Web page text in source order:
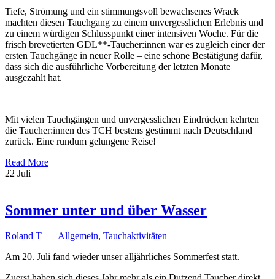
Tiefe, Strömung und ein stimmungsvoll bewachsenes Wrack
machten diesen Tauchgang zu einem unvergesslichen Erlebnis und
zu einem würdigen Schlusspunkt einer intensiven Woche. Für die
frisch brevetierten GDL**-Taucher:innen war es zugleich einer der
ersten Tauchgänge in neuer Rolle – eine schöne Bestätigung dafür,
dass sich die ausführliche Vorbereitung der letzten Monate
ausgezahlt hat.
Mit vielen Tauchgängen und unvergesslichen Eindrücken kehrten
die Taucher:innen des TCH bestens gestimmt nach Deutschland
zurück. Eine rundum gelungene Reise!
Read More
22 Juli
Sommer unter und über Wasser
Roland T | Allgemein, Tauchaktivitäten
Am 20. Juli fand wieder unser alljährliches Sommerfest statt.